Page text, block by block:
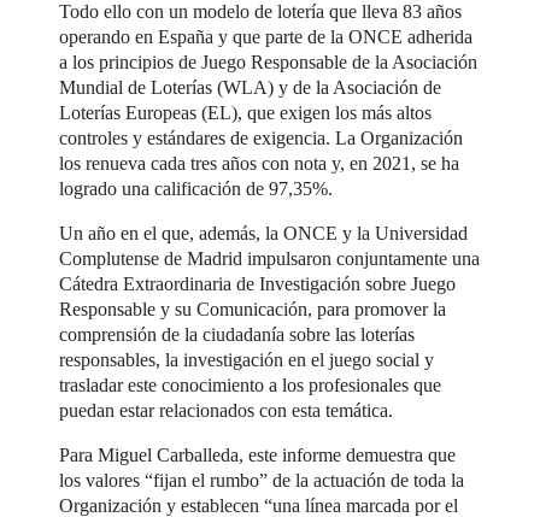
Todo ello con un modelo de lotería que lleva 83 años
operando en España y que parte de la ONCE adherida
a los principios de Juego Responsable de la Asociación
Mundial de Loterías (WLA) y de la Asociación de
Loterías Europeas (EL), que exigen los más altos
controles y estándares de exigencia. La Organización
los renueva cada tres años con nota y, en 2021, se ha
logrado una calificación de 97,35%.
Un año en el que, además, la ONCE y la Universidad
Complutense de Madrid impulsaron conjuntamente una
Cátedra Extraordinaria de Investigación sobre Juego
Responsable y su Comunicación, para promover la
comprensión de la ciudadanía sobre las loterías
responsables, la investigación en el juego social y
trasladar este conocimiento a los profesionales que
puedan estar relacionados con esta temática.
Para Miguel Carballeda, este informe demuestra que
los valores “fijan el rumbo” de la actuación de toda la
Organización y establecen “una línea marcada por el